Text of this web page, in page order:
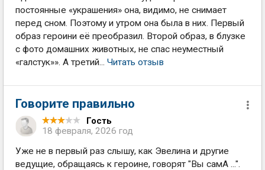
постоянные «украшения» она, видимо, не снимает
перед сном. Поэтому и утром она была в них. Первый
образ героини её преобразил. Второй образ, в блузке
с фото домашних животных, не спас неуместный
«галстук»». А третий... Читать отзыв
Говорите правильно
Гость
18 февраля, 2026 год
Уже не в первый раз слышу, как Эвелина и другие
ведущие, обращаясь к героине, говорят "Вы самА ...".